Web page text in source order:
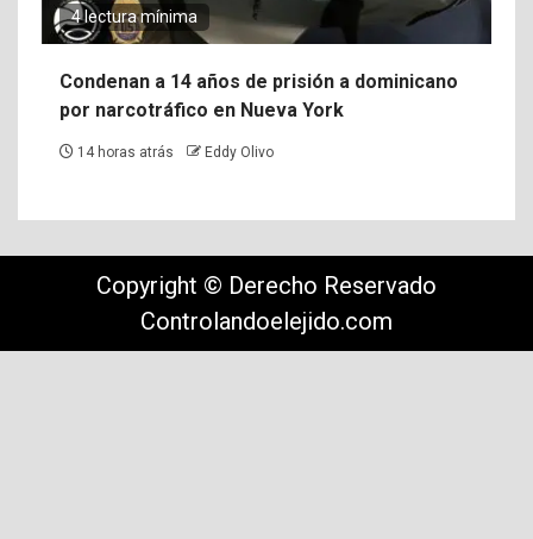
4 lectura mínima
Condenan a 14 años de prisión a dominicano
por narcotráfico en Nueva York
14 horas atrás Eddy Olivo
Copyright © Derecho Reservado
Controlandoelejido.com